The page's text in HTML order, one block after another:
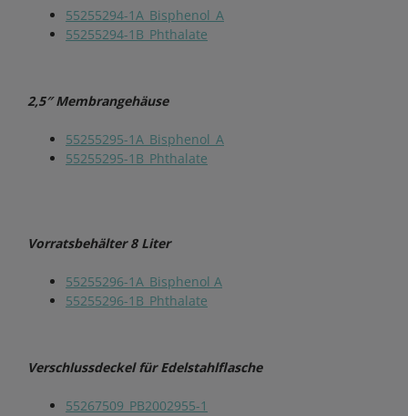
55255294-1A_Bisphenol_A
55255294-1B_Phthalate
2,5″ Membrangehäuse
55255295-1A_Bisphenol_A
55255295-1B_Phthalate
Vorratsbehälter 8 Liter
55255296-1A_Bisphenol A
55255296-1B_Phthalate
Verschlussdeckel für Edelstahlflasche
55267509_PB2002955-1